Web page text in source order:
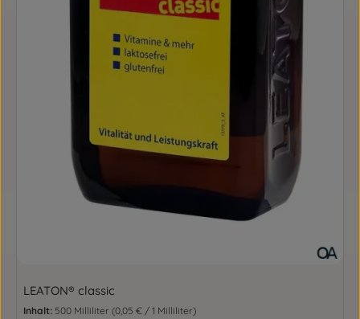
LEATON® classic
Inhalt: 500 Milliliter (0,05 € / 1 Milliliter)